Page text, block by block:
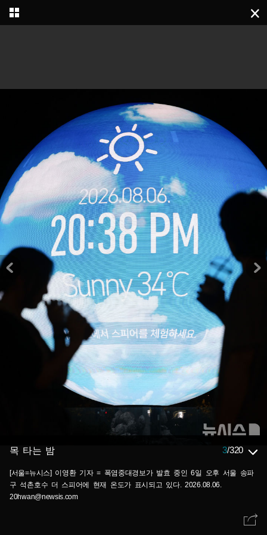
목 타는 밤 3/320
[서울=뉴시스] 이영환 기자 = 폭염중대경보가 발효 중인 6일 오후 서울 송파
구 석촌호수 더 스피어에 현재 온도가 표시되고 있다. 2026.08.06.
20hwan@newsis.com